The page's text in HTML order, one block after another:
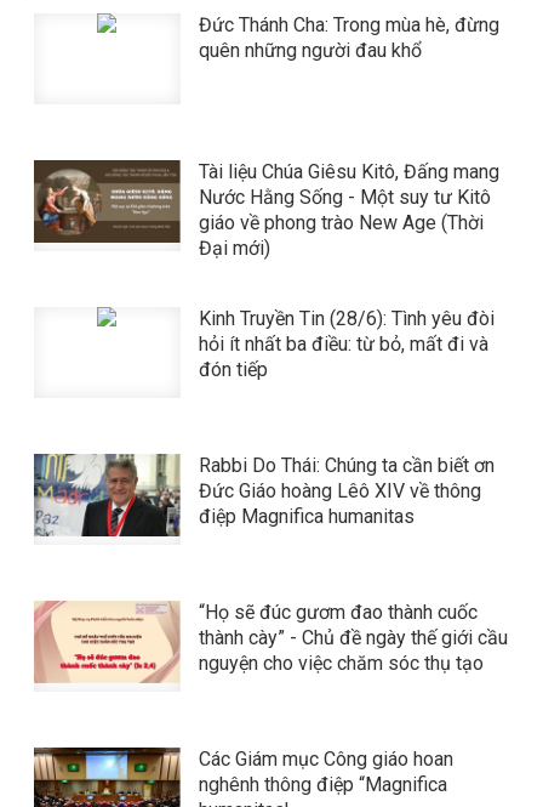
Đức Thánh Cha: Trong mùa hè, đừng
quên những người đau khổ
Tài liệu Chúa Giêsu Kitô, Đấng mang
Nước Hằng Sống - Một suy tư Kitô
giáo về phong trào New Age (Thời
Đại mới)
Kinh Truyền Tin (28/6): Tình yêu đòi
hỏi ít nhất ba điều: từ bỏ, mất đi và
đón tiếp
Rabbi Do Thái: Chúng ta cần biết ơn
Đức Giáo hoàng Lêô XIV về thông
điệp Magnifica humanitas
“Họ sẽ đúc gươm đao thành cuốc
thành cày” - Chủ đề ngày thế giới cầu
nguyện cho việc chăm sóc thụ tạo
Các Giám mục Công giáo hoan
nghênh thông điệp “Magnifica